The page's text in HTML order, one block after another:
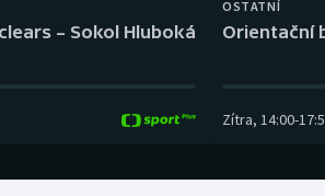
– Sokol Hluboká
OSTATNÍ
Orientační
Zítra, 14:00-